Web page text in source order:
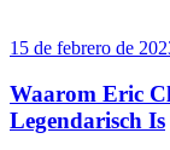
15 de febrero de
Waarom Eric
Legendarisch Is